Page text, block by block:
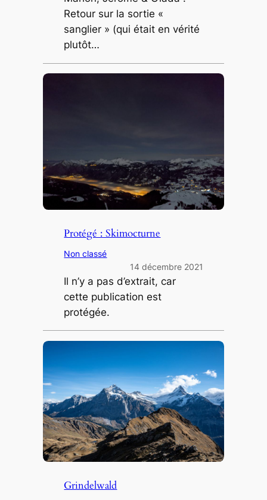
Retour sur la sortie «
sanglier » (qui était en vérité
plutôt…
Protégé : Skimocturne
Non classé
14 décembre 2021
Il n’y a pas d’extrait, car
cette publication est
protégée.
Grindelwald